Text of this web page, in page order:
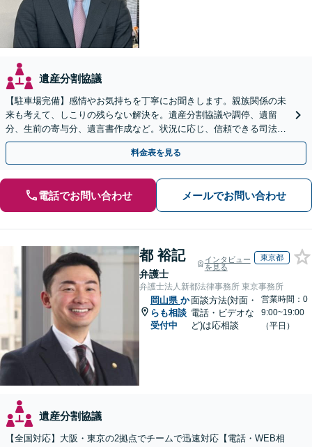
遺産分割協議
【駐車場完備】感情やお気持ちを丁寧にお聞きします。親族関係の未
来も考えて、しこりの残らない解決を。遺産分割協議や調停、遺留
分、生前の寄与分、遺言書作成など。状況に応じ、信頼できる司法書
士・税理士をご紹介します【WEB面談＆出張相談可】
料金表を見る
電話でお問い合わせ メールでお問い合わせ
都 裕記
弁護士
インタビュー
を見る
東京都
弁護士法人新都法律事務所 東京事務所
岡山県 か
らも相談
受付中
面談方法(対面・
電話・ビデオな
ど)は応相談
営業時間：0
9:00~19:00
（平日）
遺産分割協議
【全国対応】大阪・東京の2拠点でチームで迅速対応【電話・WEB相